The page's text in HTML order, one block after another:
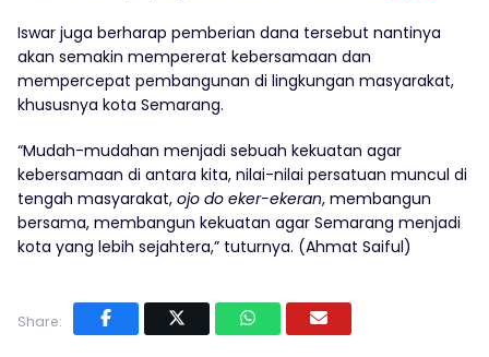
Iswar juga berharap pemberian dana tersebut nantinya
akan semakin mempererat kebersamaan dan
mempercepat pembangunan di lingkungan masyarakat,
khususnya kota Semarang.
“Mudah-mudahan menjadi sebuah kekuatan agar
kebersamaan di antara kita, nilai-nilai persatuan muncul di
tengah masyarakat, ojo do eker-ekeran, membangun
bersama, membangun kekuatan agar Semarang menjadi
kota yang lebih sejahtera,” tuturnya. (Ahmat Saiful)
Share: